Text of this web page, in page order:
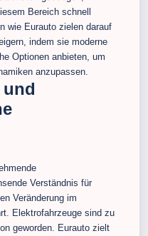
Bereich schnell
wie Eurauto zielen darauf
indem sie moderne
Optionen anbieten, um
anzupassen.
Verständnis für
Veränderung im
Elektrofahrzeuge sind zu
geworden. Eurauto zielt